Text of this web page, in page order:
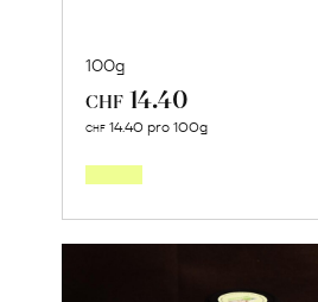
100g
CHF 14.40
CHF 14.40 pro 100g